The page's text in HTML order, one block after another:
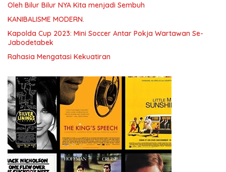
Oleh Bilur Bilur NYA Kita menjadi Sembuh
KANIBALISME MODERN.
Kapolda Cup 2023: Mini Soccer Antar Pokja Wartawan Se-
Jabodetabek
Rahasia Mengatasi Kekuatiran